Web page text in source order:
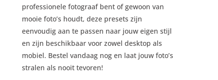
professionele fotograaf bent of gewoon van
mooie foto’s houdt, deze presets zijn
eenvoudig aan te passen naar jouw eigen stijl
en zijn beschikbaar voor zowel desktop als
mobiel. Bestel vandaag nog en laat jouw foto’s
stralen als nooit tevoren!